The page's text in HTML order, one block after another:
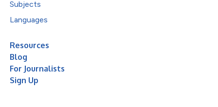
Subjects
Languages
Resources
Blog
For Journalists
Sign Up